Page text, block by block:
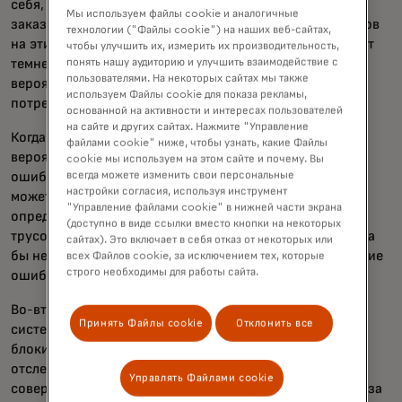
себя, мы довольно хорошо справляемся с тем, чтобы
заказывать правильные вещи. Конечно, внутренний шов
на этих штанах может быть немного коротким, или цвет
темнее, чем на фотографиях, но есть большая
вероятность, что вы закажете что-то близкое к вашим
потребностям.
Когда речь идёт о а-коммерции, есть реальная
вероятность, что ваш назначенный агент допустит
ошибку и закажет вам брюки бирюзового цвета. Или,
может быть, он решает следовать британскому
определению «брюк» и заказывает вам пару лазурных
трусов. Это понятные ошибки, но вы, вероятно, никогда
бы не совершили их. Так как же гарантировать, что такие
ошибочные намерения не произойдут?
Во-вторых, уже существуют невероятно сложные
системы, предназначенные для быстрого выявления и
блокировки мошеннических транзакций, которые
отслеживают отклонения, такие как покупки,
совершенные посреди ночи или из мест, находящихся за
Мы используем файлы cookie и аналогичные
технологии ("Файлы cookie") на наших веб-сайтах,
чтобы улучшить их, измерить их производительность,
понять нашу аудиторию и улучшить взаимодействие с
пользователями. На некоторых сайтах мы также
используем Файлы cookie для показа рекламы,
основанной на активности и интересах пользователей
на сайте и других сайтах. Нажмите "Управление
файлами cookie" ниже, чтобы узнать, какие Файлы
cookie мы используем на этом сайте и почему. Вы
всегда можете изменить свои персональные
настройки согласия, используя инструмент
"Управление файлами cookie" в нижней части экрана
(доступно в виде ссылки вместо кнопки на некоторых
сайтах). Это включает в себя отказ от некоторых или
всех Файлов cookie, за исключением тех, которые
строго необходимы для работы сайта.
Принять Файлы cookie Отклонить все
Управлять Файлами cookie